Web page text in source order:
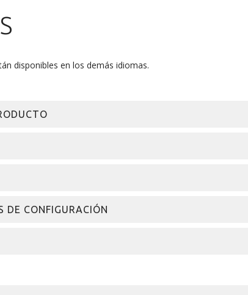
disponibles en los demás idiomas.
DE CONFIGURACIÓN